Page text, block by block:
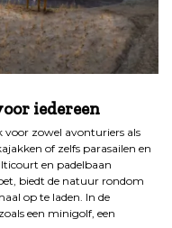
iedereen
voor zowel avonturiers als
of zelfs parasailen en
en padelbaan
biedt de natuur rondom
op te laden. In de
een minigolf, een